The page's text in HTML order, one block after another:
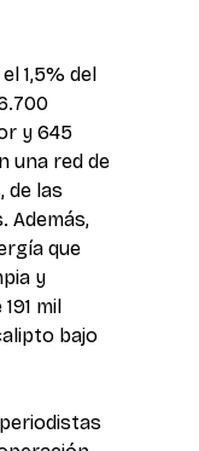
1,5% del
y 645
una red de
de las
Además,
que
y
mil
bajo